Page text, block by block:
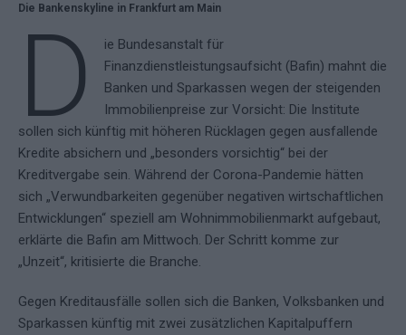
Die Bankenskyline in Frankfurt am Main
D
ie Bundesanstalt für
Finanzdienstleistungsaufsicht (Bafin) mahnt die
Banken und Sparkassen wegen der steigenden
Immobilienpreise zur Vorsicht: Die Institute
sollen sich künftig mit höheren Rücklagen gegen ausfallende
Kredite absichern und „besonders vorsichtig“ bei der
Kreditvergabe sein. Während der Corona-Pandemie hätten
sich „Verwundbarkeiten gegenüber negativen wirtschaftlichen
Entwicklungen“ speziell am Wohnimmobilienmarkt aufgebaut,
erklärte die Bafin am Mittwoch. Der Schritt komme zur
„Unzeit“, kritisierte die Branche.
Gegen Kreditausfälle sollen sich die Banken, Volksbanken und
Sparkassen künftig mit zwei zusätzlichen Kapitalpuffern